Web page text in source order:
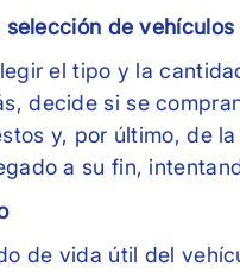
selección de vehículos
el tipo y la
decide si se
y, por último, de
a su fin,
de vida útil del